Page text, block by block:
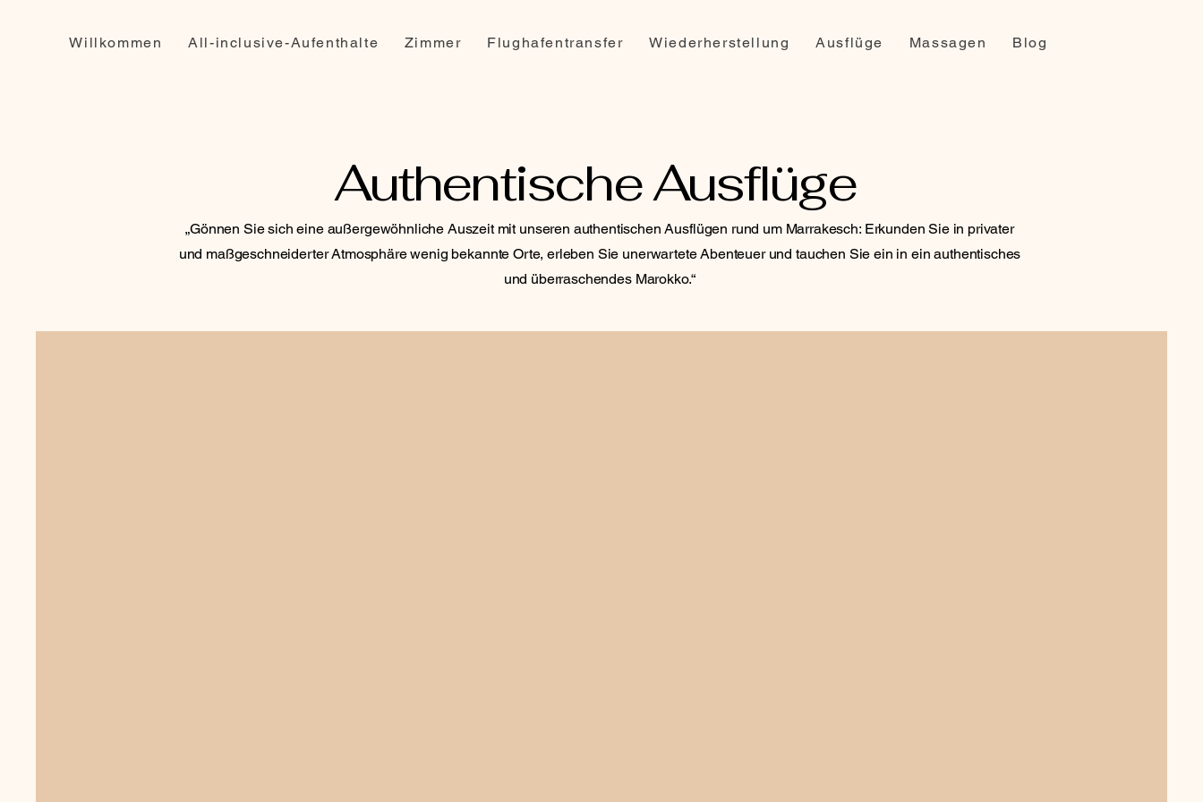
Willkommen All-inclusive-Aufenthalte Zimmer Flughafentransfer Wiederherstellung Ausflüge Massagen Blog
Authentische Ausflüge
„Gönnen Sie sich eine außergewöhnliche Auszeit mit unseren authentischen Ausflügen rund um Marrakesch: Erkunden Sie in privater
und maßgeschneiderter Atmosphäre wenig bekannte Orte, erleben Sie unerwartete Abenteuer und tauchen Sie ein in ein authentisches
und überraschendes Marokko.“